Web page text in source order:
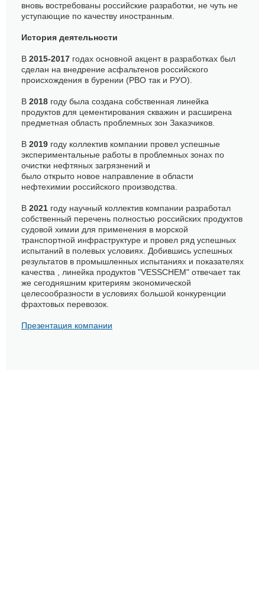
вновь востребованы российские разработки, не чуть не
уступающие по качеству иностранным.
История деятельности
В 2015-2017 годах основной акцент в разработках был
сделан на внедрение асфальтенов российского
происхождения в бурении (РВО так и РУО).
В 2018 году была создана собственная линейка
продуктов для цементирования скважин и расширена
предметная область проблемных зон Заказчиков.
В 2019 году коллектив компании провел успешные
экспериментальные работы в проблемных зонах по
очистки нефтяных загрязнений и
было открыто новое направление в области
нефтехимии российского производства.
В 2021 году научный коллектив компании разработал
собственный перечень полностью российских продуктов
судовой химии для применения в морской
транспортной инфраструктуре и провел ряд успешных
испытаний в полевых условиях. Добившись успешных
результатов в промышленных испытаниях и показателях
качества , линейка продуктов "VESSCHEM" отвечает так
же сегодняшним критериям экономической
целесообразности в условиях большой конкуренции
фрахтовых перевозок.
Презентация компании